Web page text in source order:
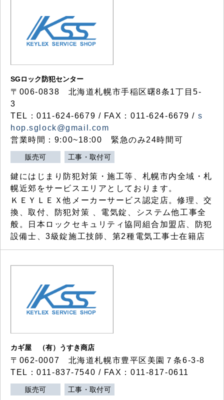
SGロック防犯センター
〒006-0838 北海道札幌市手稲区曙8条1丁目5-
3
TEL：011-624-6679 / FAX：011-624-6679 / s
hop.sglock@gmail.com
営業時間：9:00~18:00 緊急のみ24時間可
販売可 工事・取付可
鍵にはじまり防犯対策・施工等、札幌市内全域・札
幌近郊をサービスエリアとしております。
ＫＥＹＬＥＸ他メーカーサービス認定店。修理、交
換、取付、防犯対策 、電気錠、システム他工事全
般。日本ロックセキュリティ協同組合加盟店、防犯
設備士、3級錠施工技師、第2種電気工事士在籍店
カギ屋 （有）うすき商店
〒062-0007 北海道札幌市豊平区美園７条6-3-8
TEL：011-837-7540 / FAX：011-817-0611
販売可 工事・取付可